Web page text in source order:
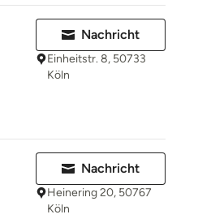
Nachricht
Einheitstr. 8, 50733
Köln
Nachricht
Heinering 20, 50767
Köln